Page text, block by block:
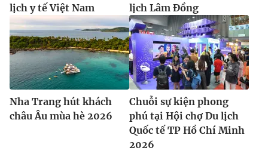
lịch y tế Việt Nam
lịch Lâm Đồng
Nha Trang hút khách
châu Âu mùa hè 2026
Chuỗi sự kiện phong
phú tại Hội chợ Du lịch
Quốc tế TP Hồ Chí Minh
2026